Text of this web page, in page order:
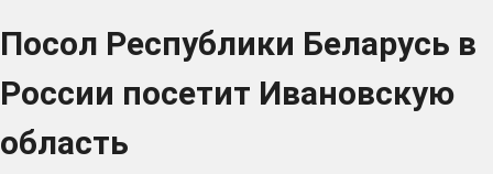
Посол Республики Беларусь в
России посетит Ивановскую
область